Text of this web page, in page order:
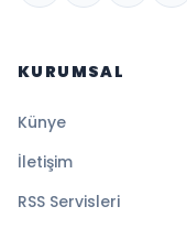
KURUMSAL
Künye
İletişim
RSS Servisleri